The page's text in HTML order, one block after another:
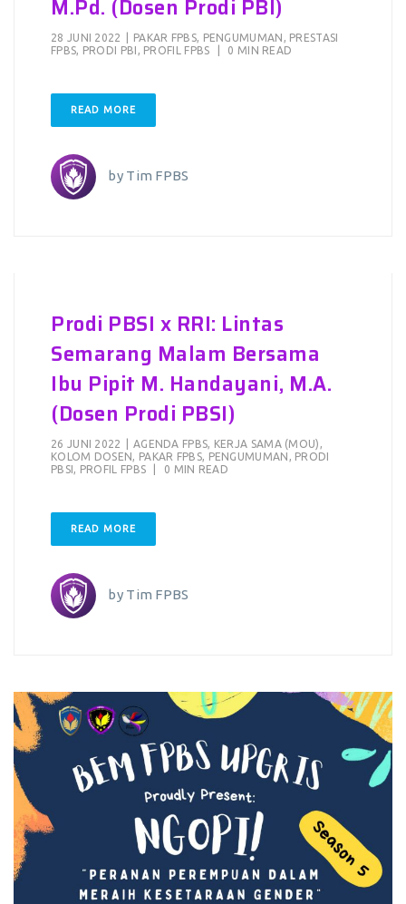
M.Pd. (Dosen Prodi PBI)
28 JUNI 2022 PAKAR FPBS, PENGUMUMAN , PRESTASI
FPBS, PRODI PBI , PROFIL FPBS 0 MIN READ
READ MORE
by Tim FPBS
Prodi PBSI x RRI: Lintas
Semarang Malam Bersama
Ibu Pipit M. Handayani, M.A.
(Dosen Prodi PBSI)
26 JUNI 2022 AGENDA FPBS, KERJA SAMA (MOU) ,
KOLOM DOSEN, PAKAR FPBS, PENGUMUMAN , PRODI
PBSI, PROFIL FPBS 0 MIN READ
READ MORE
by Tim FPBS